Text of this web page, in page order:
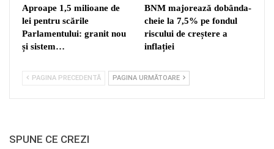
Aproape 1,5 milioane de
lei pentru scările
Parlamentului: granit nou
și sistem…
BNM majorează dobânda-
cheie la 7,5% pe fondul
riscului de creștere a
inflației
PAGINA PRECEDENTĂ PAGINA URMĂTOARE
SPUNE CE CREZI